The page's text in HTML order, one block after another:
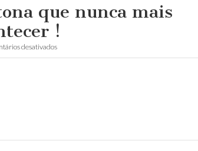
que nunca mais
!
desativadosem